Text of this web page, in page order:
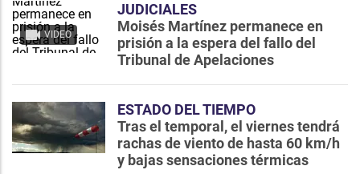
VIDEO
JUDICIALES
Moisés Martínez permanece en
prisión a la espera del fallo del
Tribunal de Apelaciones
ESTADO DEL TIEMPO
Tras el temporal, el viernes tendrá
rachas de viento de hasta 60 km/h
y bajas sensaciones térmicas